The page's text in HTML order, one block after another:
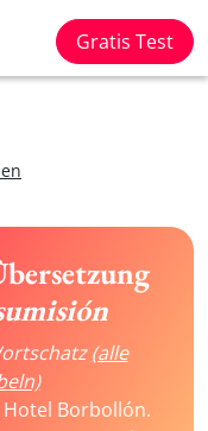
Gratis Test
(alle
Borbollón.